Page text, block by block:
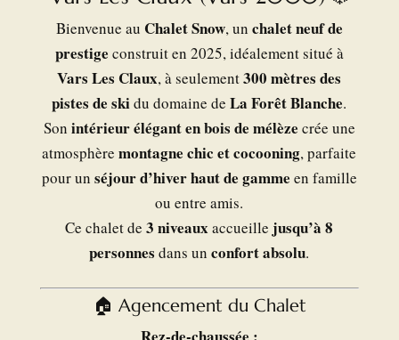
Bienvenue au Chalet Snow, un chalet neuf de
prestige construit en 2025, idéalement situé à
Vars Les Claux, à seulement300 mètres des
pistes de skidu domaine deLa Forêt Blanche.
Son intérieur élégant en bois de mélèze crée une
atmosphèremontagne chic et cocooning, parfaite
pour un séjour d’hiver haut de gamme en famille
ou entre amis.
Ce chalet de3 niveaux accueille jusqu’à 8
personnes dans unconfort absolu.
🏠 Agencement du Chalet